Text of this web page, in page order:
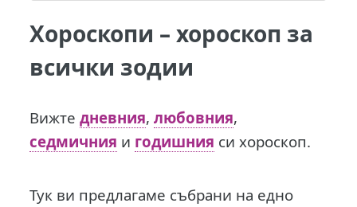
Хороскопи – хороскоп за
всички зодии
Вижтедневния,любовния,
седмичния и годишния си хороскоп.
Тук ви предлагаме събрани на едно